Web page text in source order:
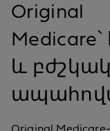
Original
և